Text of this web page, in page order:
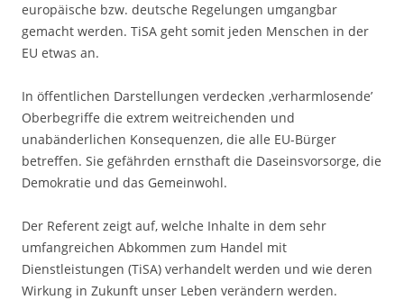
europäische bzw. deutsche Regelungen umgangbar
gemacht werden. TiSA geht somit jeden Menschen in der
EU etwas an.
In öffentlichen Darstellungen verdecken ‚verharmlosende’
Oberbegriffe die extrem weitreichenden und
unabänderlichen Konsequenzen, die alle EU-Bürger
betreffen. Sie gefährden ernsthaft die Daseinsvorsorge, die
Demokratie und das Gemeinwohl.
Der Referent zeigt auf, welche Inhalte in dem sehr
umfangreichen Abkommen zum Handel mit
Dienstleistungen (TiSA) verhandelt werden und wie deren
Wirkung in Zukunft unser Leben verändern werden.